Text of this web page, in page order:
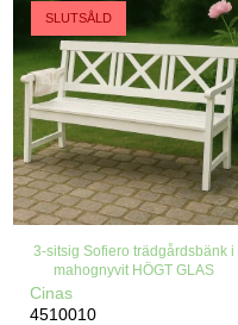
SLUTSÅLD
3-sitsig Sofiero trädgårdsbänk i
mahognyvit HÖGT GLAS
Cinas
4510010